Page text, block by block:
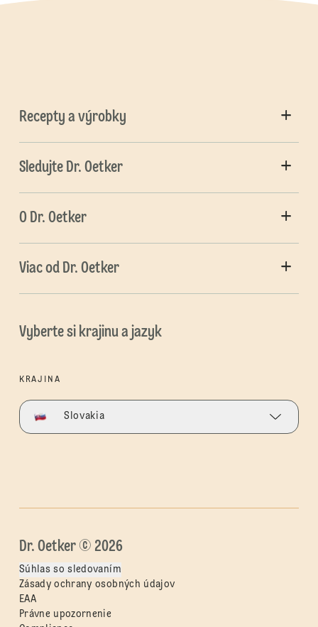
Recepty a výrobky
Sledujte Dr. Oetker
O Dr. Oetker
Viac od Dr. Oetker
Vyberte si krajinu a jazyk
KRAJINA
Slovakia
Dr. Oetker © 2026
Súhlas so sledovaním
Zásady ochrany osobných údajov
EAA
Právne upozornenie